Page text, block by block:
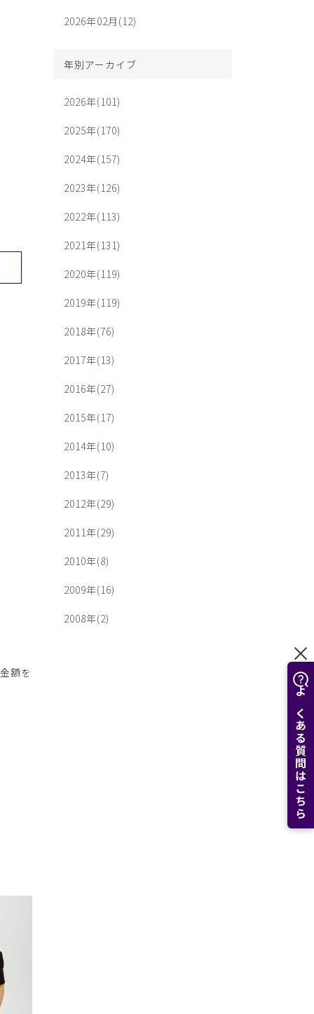
よくある質問はこちら
額を
2026年02月(12)
年別アーカイブ
2026年(101)
2025年(170)
2024年(157)
2023年(126)
2022年(113)
2021年(131)
2020年(119)
2019年(119)
2018年(76)
2017年(13)
2016年(27)
2015年(17)
2014年(10)
2013年(7)
2012年(29)
2011年(29)
2010年(8)
2009年(16)
2008年(2)